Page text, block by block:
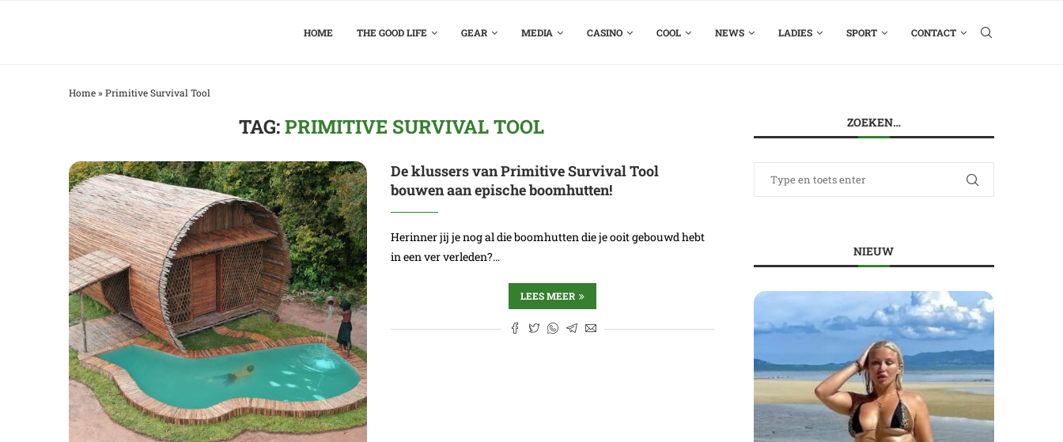
HOME THE GOOD LIFE GEAR MEDIA CASINO COOL NEWS LADIES SPORT CONTACT
Home» Primitive Survival Tool
TAG:PRIMITIVE SURVIVAL TOOL
De klussers van Primitive Survival Tool
bouwen aan epische boomhutten!
Herinner jij je nog al die boomhutten die je ooit gebouwd hebt
in een ver verleden?…
LEES MEER
ZOEKEN…
NIEUW